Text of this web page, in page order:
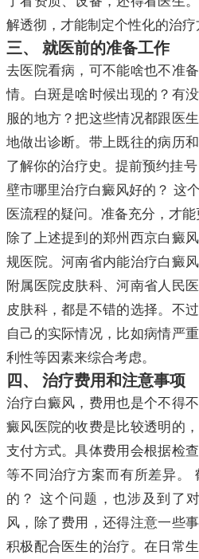
解透彻，才能制定个性化的治疗
三、 就医前的准备工作
去医院看病，可不能啥也不准
情。白斑是啥时候出现的？有
服的地方？把这些情况都跟医
地做出诊断。带上既往的病历
了解你的治疗史。提前预约挂
壁市哪里治疗白癜风好的？ 这
医流程的疑问。准备充分，才能
除了上述提到的郑州西京白癜
规医院。河南省内能治疗白癜
附属医院皮肤科、河南省人民
皮肤科，都是不错的选择。不
自己的实际情况，比如病情严
利性等因素来综合考虑。
四、 治疗费用和注意事项
治疗白癜风，费用也是个不得
癜风医院的收费是比较透明的
支付方式。具体费用会根据检
等不同治疗方案而有所差异。
的？ 这个问题，也涉及到了
风，除了费用，还得注意一些
积极配合医生的治疗。在日常